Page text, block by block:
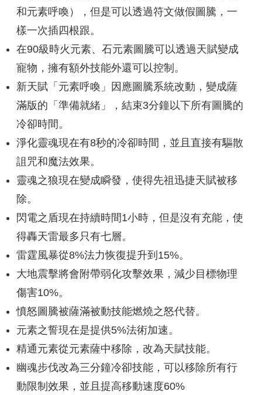
和元素呼喚），但是可以透過符文做假圖騰，一
樣一次插四根跟。
在90級時火元素、石元素圖騰可以透過天賦變成
寵物，擁有額外技能外還可以控制。
新天賦「元素呼喚」因應圖騰系統改動，變成薩
滿版的「準備就緒」，結束3分鐘以下所有圖騰的
冷卻時間。
淨化靈魂現在有8秒的冷卻時間，並且直接有驅散
詛咒和魔法效果。
靈魂之狼現在變成瞬發，使得先祖迅捷天賦被移
除。
閃電之盾現在持續時間1小時，但是沒有充能，使
得轟天雷最多只有七層。
雷霆風暴從8%法力恢復提升到15%。
大地震擊將會附帶弱化攻擊效果，減少目標物理
傷害10%。
憤怒圖騰被薩滿被動技能燃燒之怒代替。
元素之誓現在是提供5%法術加速。
精通元素從元素薩中移除，改為天賦技能。
幽魂步伐改為三分鐘冷卻技能，可以移除所有行
動限制效果，並且提高移動速度60%